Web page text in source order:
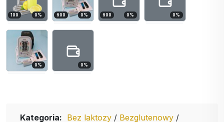
100 0% 600 0% 600 0% 0%
0% 0%
Kategoria: Bez laktozy / Bezglutenowy /